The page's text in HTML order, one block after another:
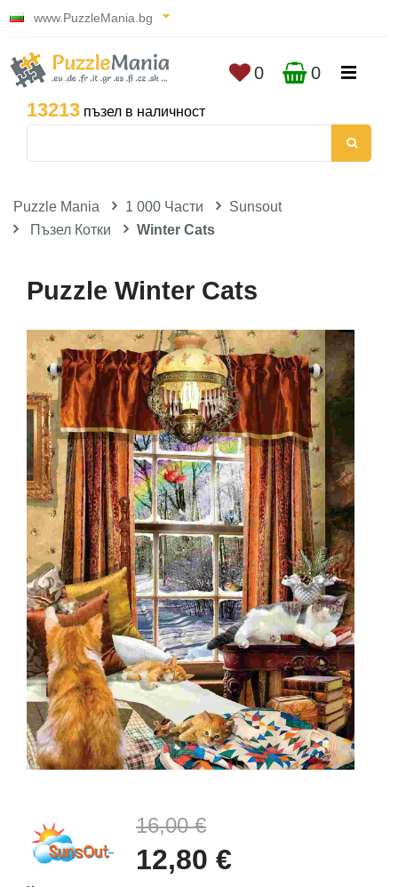
www.PuzzleMania.bg
13213 пъзел в наличност
0 0
Puzzle Mania 1 000 Части
Sunsout
Пъзел Котки
Winter Cats
Puzzle Winter Cats
16,00 €
12,80 €